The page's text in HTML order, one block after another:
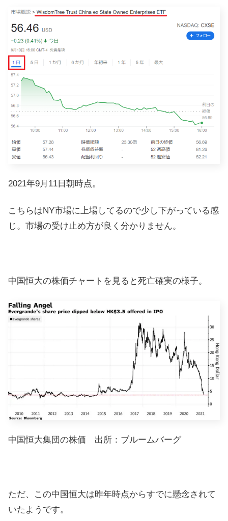
2021年9月11日朝時点。
こちらはNY市場に上場してるので少し下がっている感
じ。市場の受け止め方が良く分かりません。
中国恒大の株価チャートを見ると死亡確実の様子。
中国恒大集団の株価 出所：ブルームバーグ
ただ、この中国恒大は昨年時点からすでに懸念されて
いたようです。